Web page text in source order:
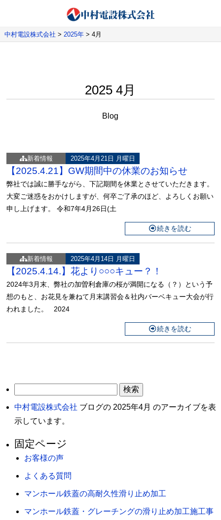
中村電設株式会社 > 2025年> 4月
2025 4月
Blog
新着情報 2025年4月21日 月曜日
【2025.4.21】GW期間中の休業のお知らせ
弊社では誠に勝手ながら、下記期間を休業とさせていただきます。
大変ご迷惑をおかけしますが、何卒ご了承のほど、よろしくお願い
申し上げます。 令和7年4月26日(土
続きを読む
新着情報 2025年4月14日 月曜日
【2025.4.14.】花より○○○キュー？！
2024年3月末、弊社の加曽利倉庫の桜が満開になる（？）という予
想のもと、お花見を兼ねて月末講習会＆社内バーベキュー大会が行
われました。 2024
続きを読む
索:
中村電設株式会社 ブログの 2025年4月 のアーカイブを表
示しています。
固定ページ
お客様の声
よくある質問
マンホール鉄蓋の高耐久性滑り止め加工
マンホール鉄蓋・グレーチングの滑り止め加工施工事